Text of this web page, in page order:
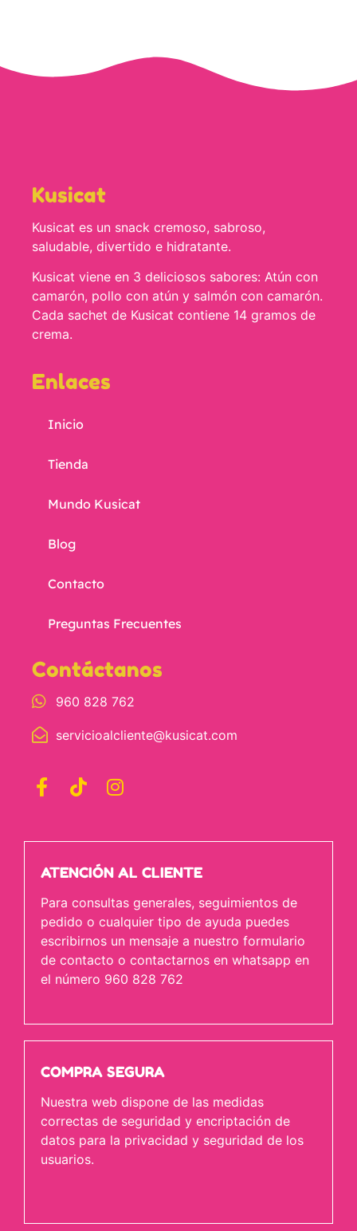
Kusicat
Kusicat es un snack cremoso, sabroso,
saludable, divertido e hidratante.
Kusicat viene en 3 deliciosos sabores: Atún con
camarón, pollo con atún y salmón con camarón.
Cada sachet de Kusicat contiene 14 gramos de
crema.
Enlaces
Inicio
Tienda
Mundo Kusicat
Blog
Contacto
Preguntas Frecuentes
Contáctanos
960 828 762
servicioalcliente@kusicat.com
ATENCIÓN AL CLIENTE
Para consultas generales, seguimientos de
pedido o cualquier tipo de ayuda puedes
escribirnos un mensaje a nuestro formulario
de contacto o contactarnos en whatsapp en
el número 960 828 762
COMPRA SEGURA
Nuestra web dispone de las medidas
correctas de seguridad y encriptación de
datos para la privacidad y seguridad de los
usuarios.